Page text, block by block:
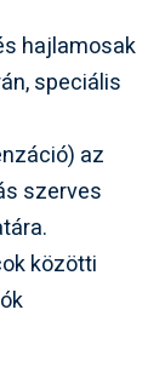
hajlamosak
speciális
az
szerves
közötti